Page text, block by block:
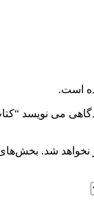
است.
می نویسد
نخواهد شد. بخش‌های